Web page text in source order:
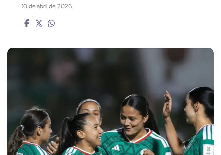
10 de abril de 2026